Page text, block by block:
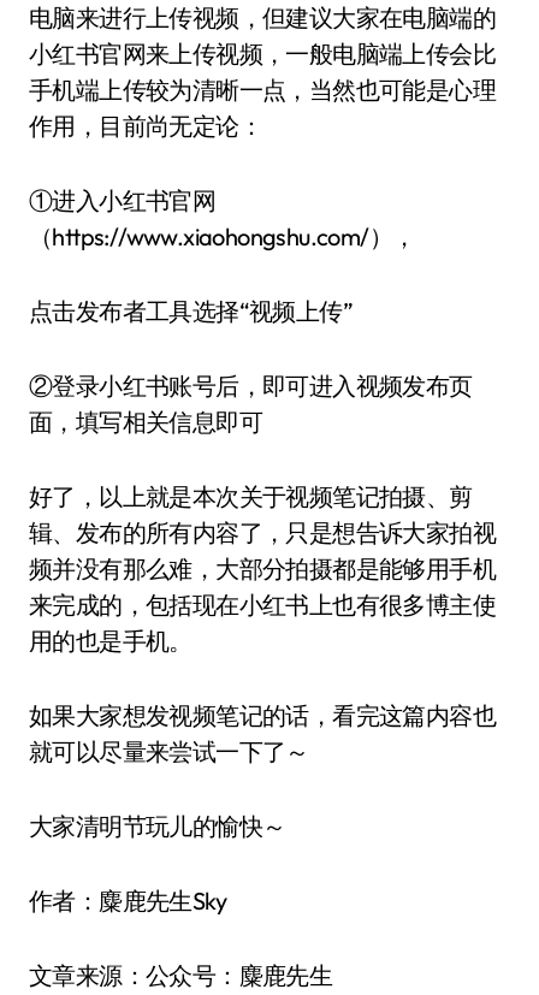
电脑来进行上传视频，但建议大家在电脑端的
小红书官网来上传视频，一般电脑端上传会比
手机端上传较为清晰一点，当然也可能是心理
作用，目前尚无定论：
①进入小红书官网
（https://www.xiaohongshu.com/），
点击发布者工具选择“视频上传”
②登录小红书账号后，即可进入视频发布页
面，填写相关信息即可
好了，以上就是本次关于视频笔记拍摄、剪
辑、发布的所有内容了，只是想告诉大家拍视
频并没有那么难，大部分拍摄都是能够用手机
来完成的，包括现在小红书上也有很多博主使
用的也是手机。
如果大家想发视频笔记的话，看完这篇内容也
就可以尽量来尝试一下了～
大家清明节玩儿的愉快～
作者：麋鹿先生Sky
文章来源：公众号：麋鹿先生